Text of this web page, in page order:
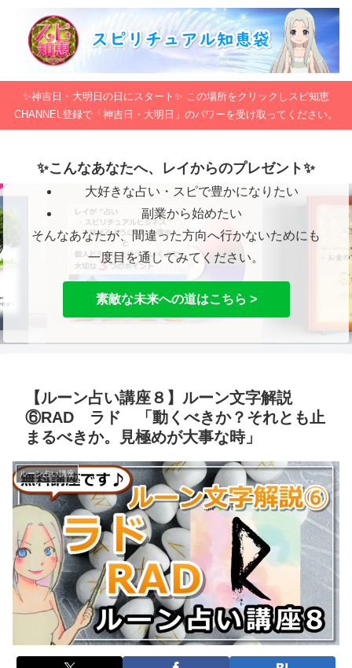
✨神吉日・大明日の日にスタート✨ この場所をクリックしスピ知恵
CHANNEL登録で「神吉日・大明日」のパワーを受け取ってください。
✨こんなあなたへ、レイからのプレゼント✨
大好きな占い・スピで豊かになりたい
副業から始めたい
そんなあなたが、間違った方向へ行かないためにも
一度目を通してみてください。
素敵な未来への道はこちら >
【ルーン占い講座８】ルーン文字解説
⑥RAD ラド 「動くべきか？それとも止
まるべきか。見極めが大事な時」
ルーン占い講座